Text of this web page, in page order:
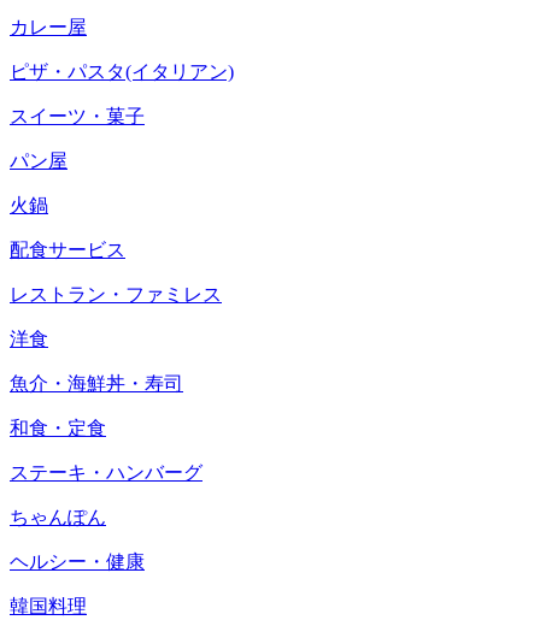
カレー屋
ピザ・パスタ(イタリアン)
スイーツ・菓子
パン屋
火鍋
配食サービス
レストラン・ファミレス
洋食
魚介・海鮮丼・寿司
和食・定食
ステーキ・ハンバーグ
ちゃんぽん
ヘルシー・健康
韓国料理